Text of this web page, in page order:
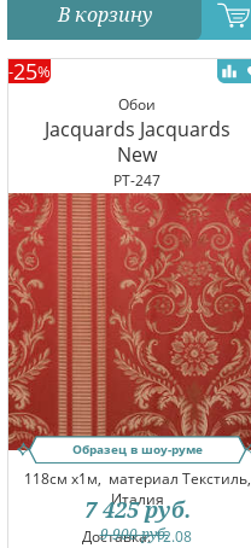
В корзину
Обои
Jacquards Jacquards
New
PT-247
-25%
Образец в шоу-руме
118см x1м, материал Текстиль,
Италия
Доставка:12.08
9 900руб.
7 425 руб.